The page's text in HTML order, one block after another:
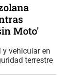
Moto'
vehicular en
terrestre